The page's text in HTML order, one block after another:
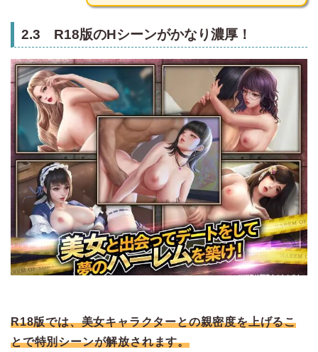
2.3 R18版のHシーンがかなり濃厚！
R18版では、美女キャラクターとの親密度を上げるこ
とで特別シーンが解放されます。